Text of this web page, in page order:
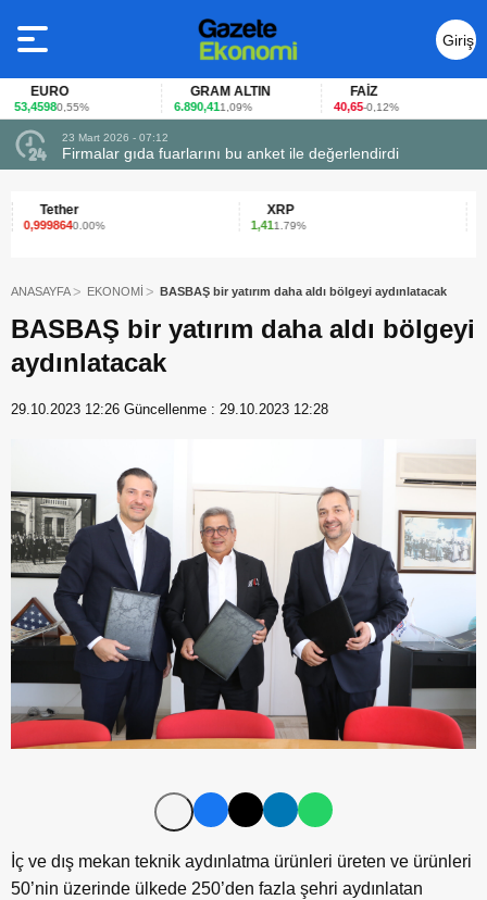
Giriş
Yap
EURO
53,45980,55%
GRAM ALTIN
6.890,411,09%
FAİZ
40,65-0,12%
23 Mart 2026 - 07:12
Firmalar gıda fuarlarını bu anket ile değerlendirdi
Tether
0,9998640.00%
XRP
1,411.79%
ANASAYFA EKONOMİ BASBAŞ bir yatırım daha aldı bölgeyi aydınlatacak
BASBAŞ bir yatırım daha aldı bölgeyi
aydınlatacak
29.10.2023 12:26 Güncellenme : 29.10.2023 12:28
İç ve dış mekan teknik aydınlatma ürünleri üreten ve ürünleri
50’nin üzerinde ülkede 250’den fazla şehri aydınlatan